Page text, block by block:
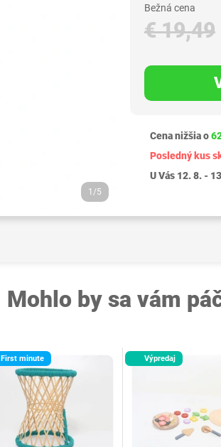
1/5
Bežná cena
€ 19,49
Cena nižšia o
Posledný kus
U Vás 12. 8. -
Mohlo by sa vám
First minute Výpredaj